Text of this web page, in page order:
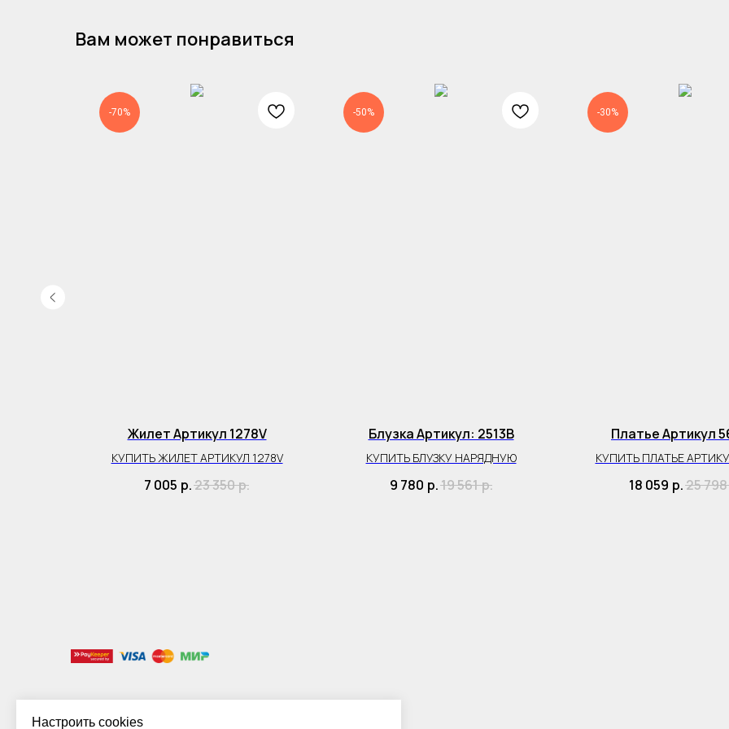
Настроить cookies
Вам может понравиться
-70%
Жилет Артикул 1278V
КУПИТЬ ЖИЛЕТ АРТИКУЛ 1278V
7 005 р.23 350р.
-50%
Блузка Артикул: 2513B
КУПИТЬ БЛУЗКУ НАРЯДНУЮ
9 780 р.19 561р.
-30%
Платье Артикул
КУПИТЬ ПЛАТЬЕ
18 059 р.25 798